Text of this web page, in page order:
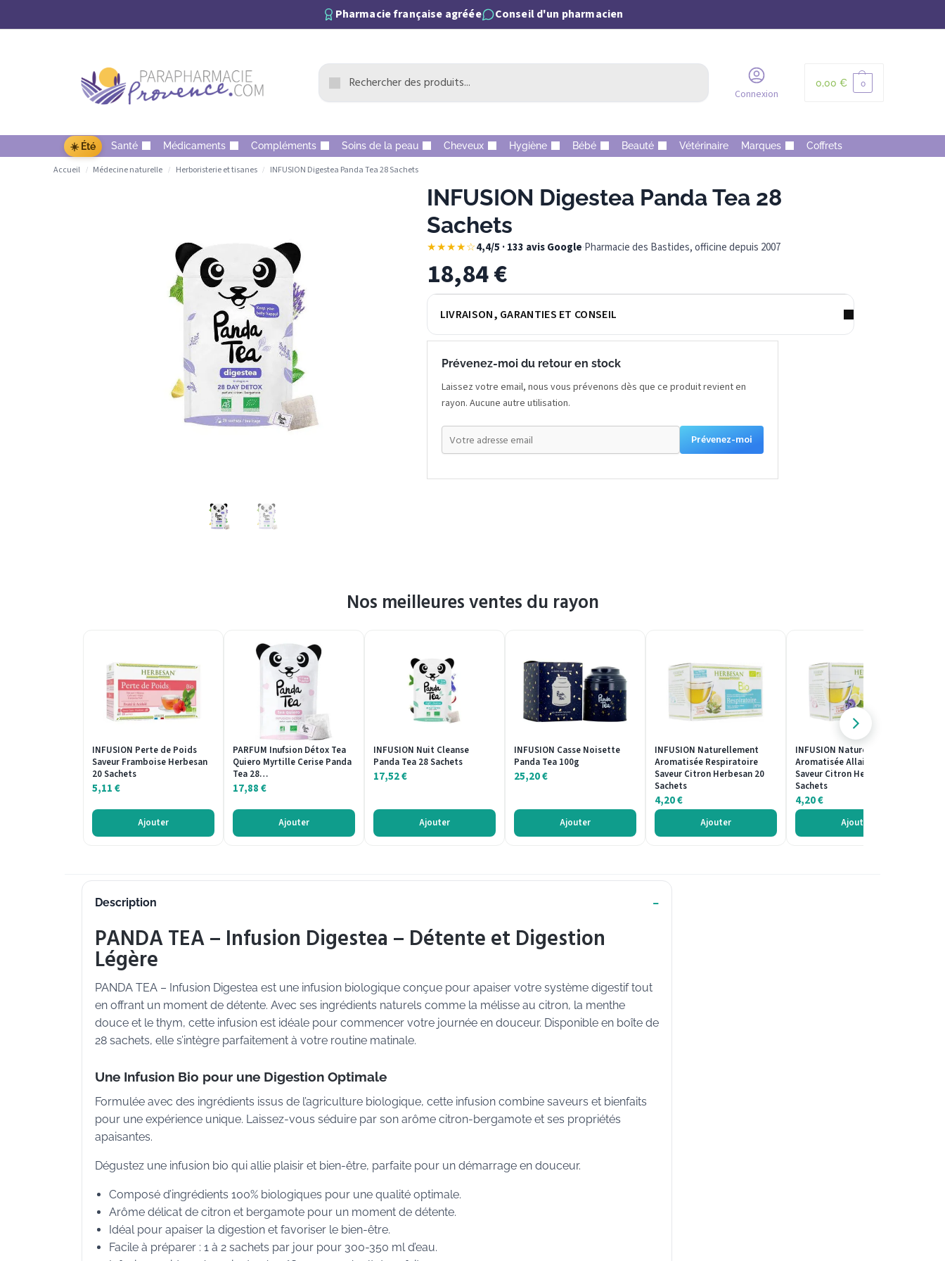
Pharmacie française agréée Conseil d'un pharmacien
Connexion
0,00 € 0
☀️ Été Santé Médicaments Compléments Soins de la peau Cheveux Hygiène Bébé Beauté Vétérinaire Marques Coffrets
Accueil / Médecine naturelle / Herboristerie et tisanes / INFUSION Digestea Panda Tea 28 Sachets
INFUSION Digestea Panda Tea 28
Sachets
★★★★☆4,4/5 · 133 avis Google·Pharmacie des Bastides, officine depuis 2007
18,84€
LIVRAISON, GARANTIES ET CONSEIL
Prévenez-moi du retour en stock
Laissez votre email, nous vous prévenons dès que ce produit revient en
rayon. Aucune autre utilisation.
Prévenez-moi
Nos meilleures ventes du rayon
INFUSION Perte de Poids
Saveur Framboise Herbesan
20 Sachets
5,11€
Ajouter
PARFUM Inufsion Détox Tea
Quiero Myrtille Cerise Panda
Tea 28…
17,88€
Ajouter
INFUSION Nuit Cleanse
Panda Tea 28 Sachets
17,52€
Ajouter
INFUSION Casse Noisette
Panda Tea 100g
25,20€
Ajouter
INFUSION Naturellement
Aromatisée Respiratoire
Saveur Citron Herbesan 20
Sachets
4,20€
Ajouter
INFUSION Naturellement
Aromatisée Allaitement
Saveur Citron Herbesan 20
Sachets
4,20€
Ajouter
Description
PANDA TEA – Infusion Digestea – Détente et Digestion
Légère
PANDA TEA – Infusion Digestea est une infusion biologique conçue pour apaiser votre système digestif tout
en offrant un moment de détente. Avec ses ingrédients naturels comme la mélisse au citron, la menthe
douce et le thym, cette infusion est idéale pour commencer votre journée en douceur. Disponible en boîte de
28 sachets, elle s’intègre parfaitement à votre routine matinale.
Une Infusion Bio pour une Digestion Optimale
Formulée avec des ingrédients issus de l’agriculture biologique, cette infusion combine saveurs et bienfaits
pour une expérience unique. Laissez-vous séduire par son arôme citron-bergamote et ses propriétés
apaisantes.
Dégustez une infusion bio qui allie plaisir et bien-être, parfaite pour un démarrage en douceur.
Composé d’ingrédients 100% biologiques pour une qualité optimale.
Arôme délicat de citron et bergamote pour un moment de détente.
Idéal pour apaiser la digestion et favoriser le bien-être.
Facile à préparer : 1 à 2 sachets par jour pour 300-350 ml d’eau.